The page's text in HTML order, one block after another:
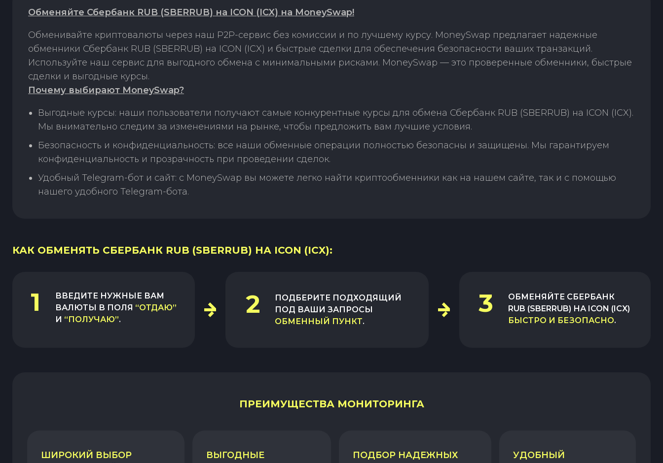
Обменяйте Сбербанк RUB (SBERRUB) на ICON (ICX) на MoneySwap!
Обменивайте криптовалюты через наш P2P-сервис без комиссии и по лучшему курсу. MoneySwap предлагает надежные
обменники Сбербанк RUB (SBERRUB) на ICON (ICX) и быстрые сделки для обеспечения безопасности ваших транзакций.
Используйте наш сервис для выгодного обмена с минимальными рисками. MoneySwap — это проверенные обменники, быстрые
сделки и выгодные курсы.
Почему выбирают MoneySwap?
Выгодные курсы: наши пользователи получают самые конкурентные курсы для обмена Сбербанк RUB (SBERRUB) на ICON (ICX).
Мы внимательно следим за изменениями на рынке, чтобы предложить вам лучшие условия.
Безопасность и конфиденциальность: все наши обменные операции полностью безопасны и защищены. Мы гарантируем
конфиденциальность и прозрачность при проведении сделок.
Удобный Telegram-бот и сайт: с MoneySwap вы можете легко найти криптообменники как на нашем сайте, так и с помощью
нашего удобного Telegram-бота.
КАК ОБМЕНЯТЬ СБЕРБАНК RUB (SBERRUB) НА ICON (ICX):
1
ВВЕДИТЕ НУЖНЫЕ ВАМ
ВАЛЮТЫ В ПОЛЯ “ОТДАЮ”
И “ПОЛУЧАЮ”.
2
ПОДБЕРИТЕ ПОДХОДЯЩИЙ
ПОД ВАШИ ЗАПРОСЫ
ОБМЕННЫЙ ПУНКТ.
3 ОБМЕНЯЙТЕ СБЕРБАНК
RUB (SBERRUB) НА ICON (ICX)
БЫСТРО И БЕЗОПАСНО.
ПРЕИМУЩЕСТВА МОНИТОРИНГА
ШИРОКИЙ ВЫБОР
ВЫГОДНЫЕ
ПОДБОР НАДЕЖНЫХ
УДОБНЫЙ